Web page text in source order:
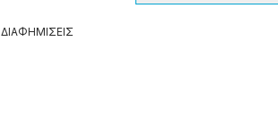
ΔΙΑΦΗΜΙΣΕΙΣ